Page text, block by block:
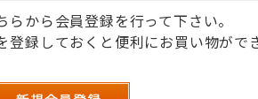
から会員登録を行って下さい。
登録しておくと便利にお買い物がで